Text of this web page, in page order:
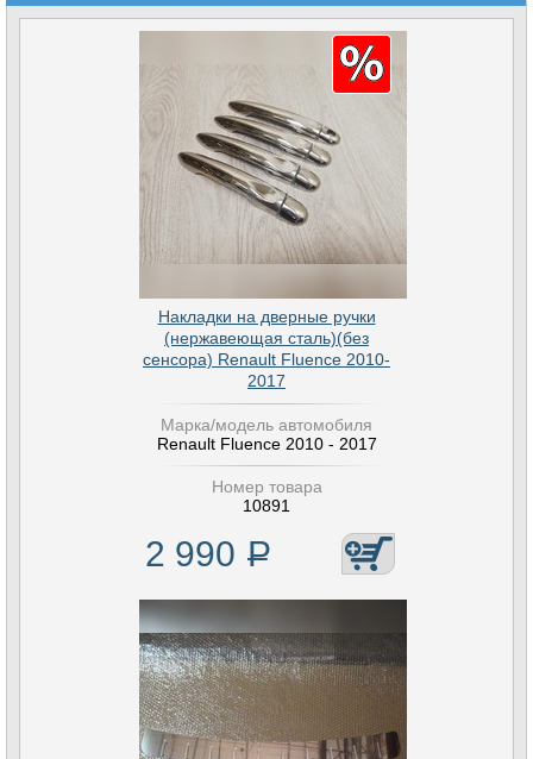
Накладки на дверные ручки
(нержавеющая сталь)(без
сенсора) Renault Fluence 2010-
2017
Марка/модель автомобиля
Renault Fluence 2010 - 2017
Номер товара
10891
2 990 Р